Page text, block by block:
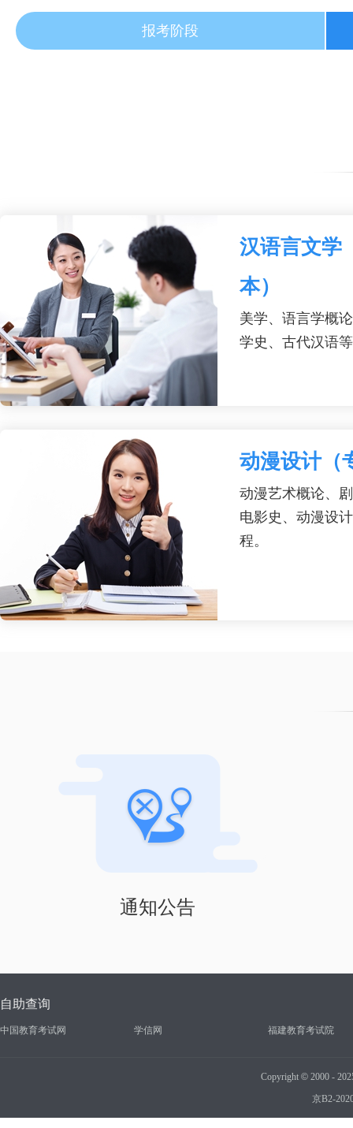
报考阶段
汉语言文学
本）
美学、语言学概
学史、古代汉语
动漫设计（
动漫艺术概论、
电影史、动漫设
程。
通知公告
自助查询
中国教育考试网 学信网 福建教育考试院
Copyright ©2000 -
京B2-